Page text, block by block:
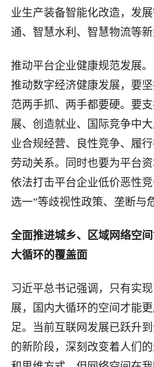
业生产装备智能化改造，发
通、智慧水利、智慧物流等新
推动平台企业健康规范发展。
推动数字经济健康发展，要
范两手抓、两手都要硬。要
展、创造就业、国际竞争中
业合规经营、良性竞争、履
劳动关系。同时也要为平台
依法打击平台企业低价恶性
选一”等歧视性政策、垄断与
全面推进城乡、区域网络空
大循环的覆盖面
习近平总书记强调，只有实
展，国内大循环的空间才能
足。当前互联网发展已跃升
的新阶段，深刻改变着人们